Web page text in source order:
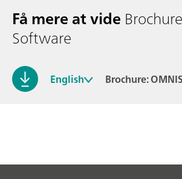
Få mere at vide
Software
English Brochure: